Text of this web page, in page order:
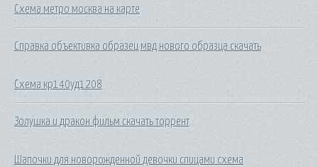
Схема метро москва на карте
Справка объективка образец мвд нового образца скачать
Схема кр140уд1208
Золушка и дракон фильм скачать торрент
Шапочки для новорожденной девочки спицами схема